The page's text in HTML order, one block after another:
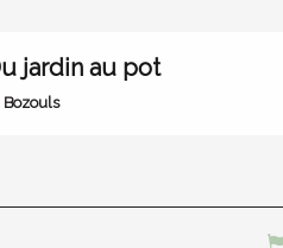
jardin au pot
Bozouls